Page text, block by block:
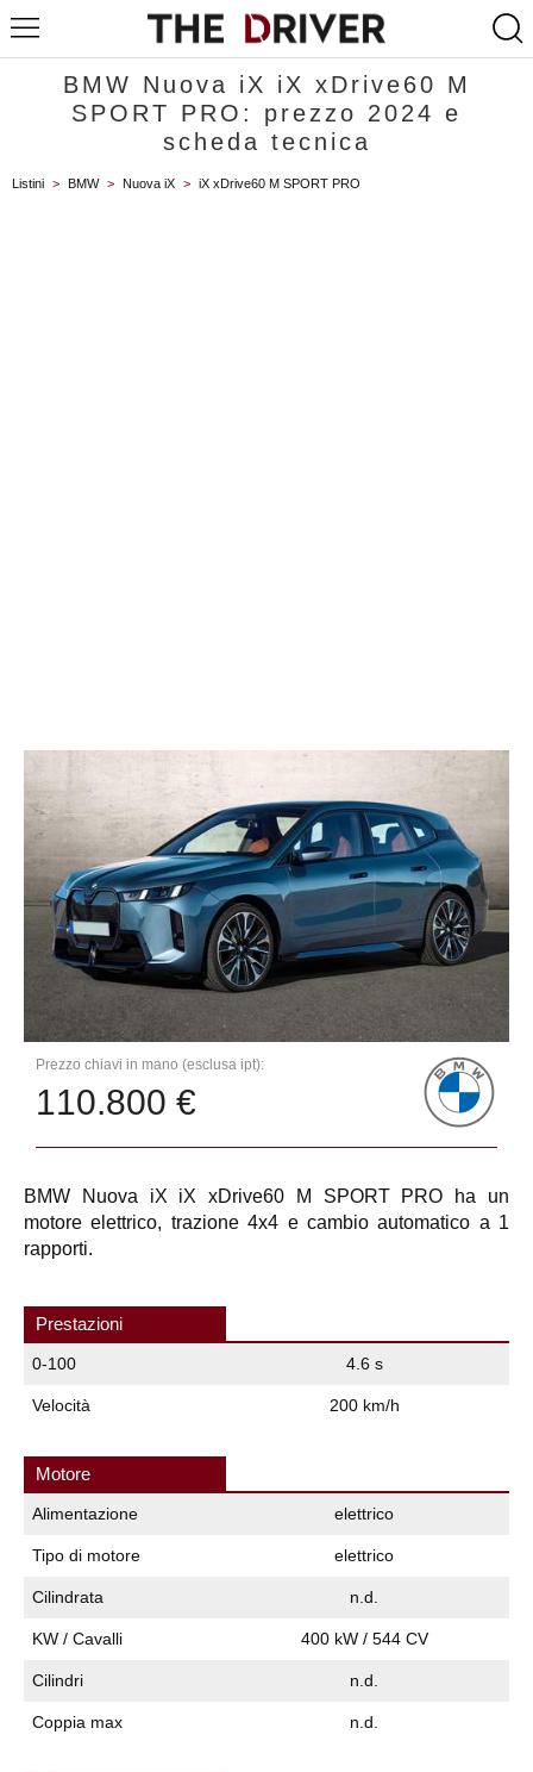
BMW Nuova iX iX xDrive60 M
SPORT PRO: prezzo 2024 e
scheda tecnica
Listini > BMW > Nuova iX > iX xDrive60 M SPORT PRO
Prezzo chiavi in mano (esclusa ipt):
110.800 €
BMW Nuova iX iX xDrive60 M SPORT PRO ha un
motore elettrico, trazione 4x4 e cambio automatico a 1
rapporti.
Prestazioni
0-100 4.6 s
Velocità 200 km/h
Motore
Alimentazione elettrico
Tipo di motore elettrico
Cilindrata n.d.
KW / Cavalli 400 kW / 544 CV
Cilindri n.d.
Coppia max n.d.